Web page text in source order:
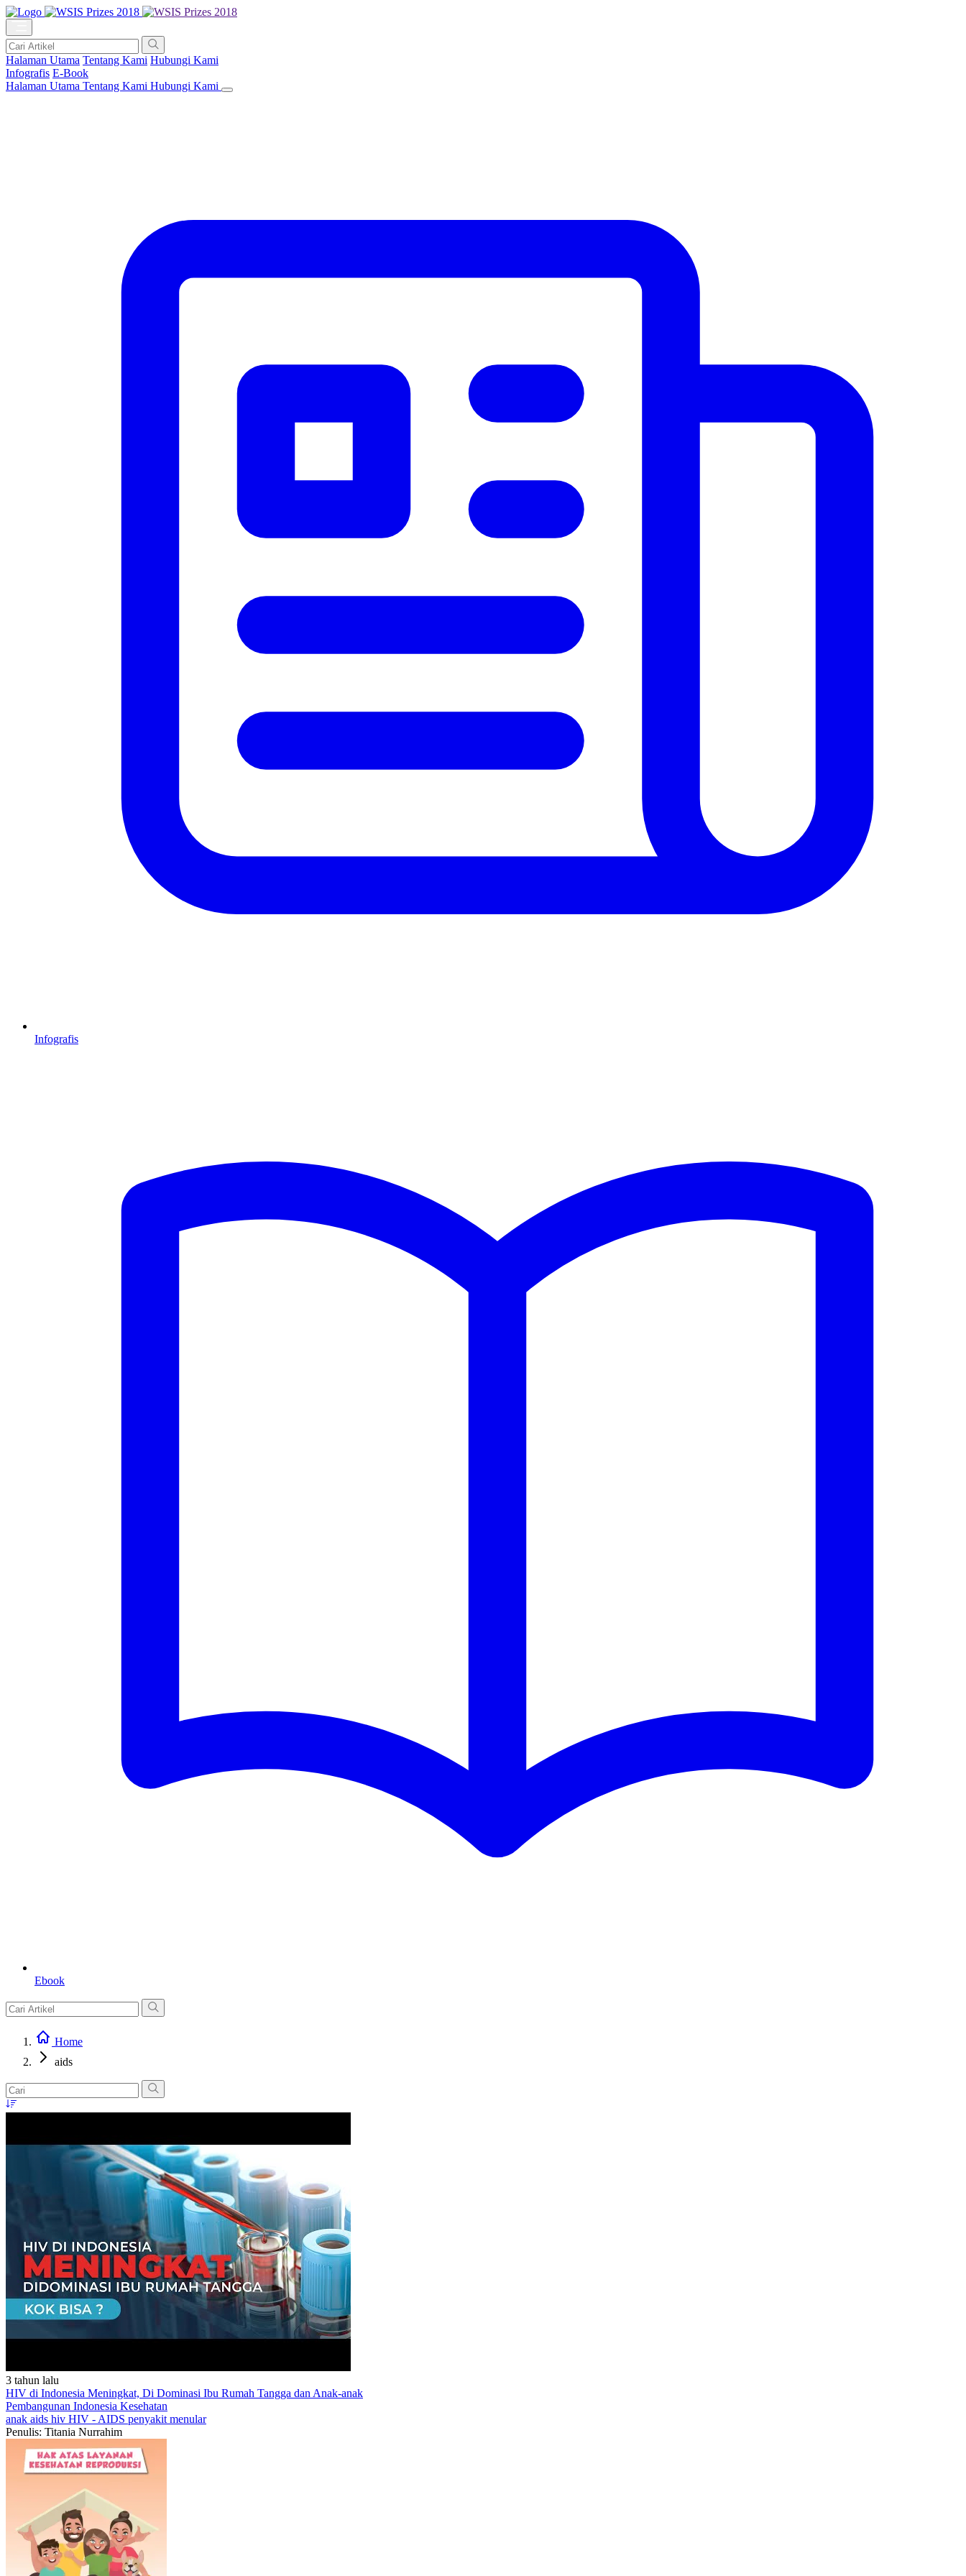
Halaman Utama Tentang Kami Hubungi Kami
Infografis E-Book
Halaman Utama Tentang Kami Hubungi Kami
Infografis
Ebook
Home
aids
3 tahun lalu
HIV di Indonesia Meningkat, Di Dominasi Ibu Rumah Tangga dan Anak-anak
Pembangunan Indonesia Kesehatan
anak aids hiv HIV - AIDS penyakit menular
Penulis: Titania Nurrahim